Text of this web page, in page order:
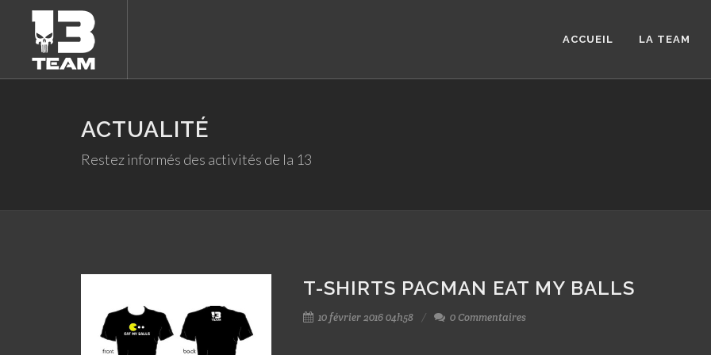
ACCUEIL LA TEAM
ACTUALITÉ
Restez informés des activités de la 13
T-SHIRTS PACMAN EAT MY BALLS
10 février 2016 04h58 0 Commentaires